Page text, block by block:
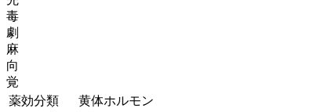
毒
劇
麻
向
覚
薬効分類
黄体ホルモン